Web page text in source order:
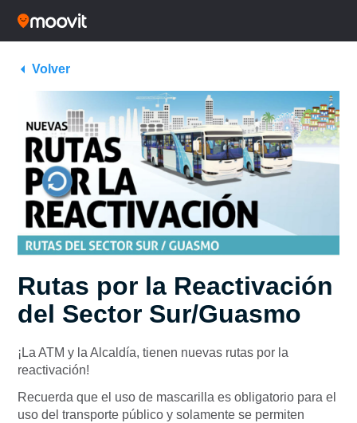
Volver
Rutas por la Reactivación
del Sector Sur/Guasmo
¡La ATM y la Alcaldía, tienen nuevas rutas por la
reactivación!
Recuerda que el uso de mascarilla es obligatorio para el
uso del transporte público y solamente se permiten